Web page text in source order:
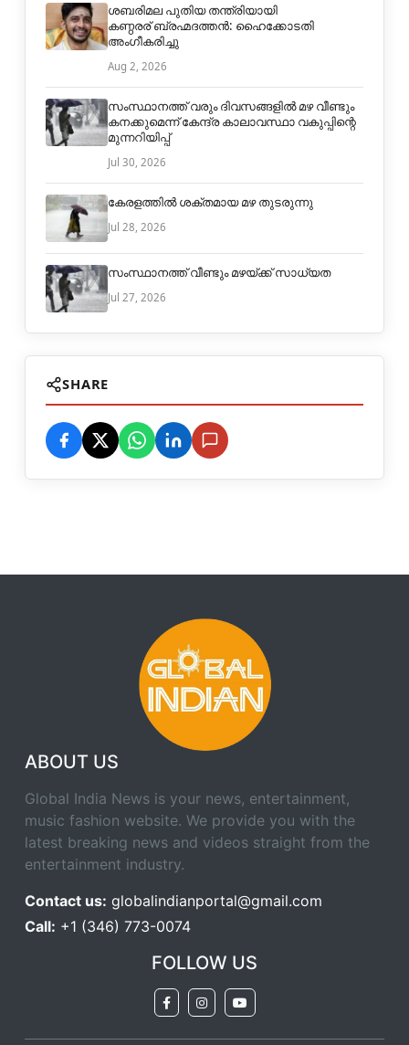
ശബരിമല പുതിയ തന്ത്രിയായി
കണ്ഠരര് ബ്രഹ്മദത്തൻ: ഹൈക്കോടതി
അംഗീകരിച്ചു
Aug 2, 2026
സംസ്ഥാനത്ത് വരും ദിവസങ്ങളിൽ മഴ വീണ്ടും
കനക്കുമെന്ന് കേന്ദ്ര കാലാവസ്ഥാ വകുപ്പിന്റെ
മുന്നറിയിപ്പ്
Jul 30, 2026
കേരളത്തിൽ ശക്തമായ മഴ തുടരുന്നു
Jul 28, 2026
സംസ്ഥാനത്ത് വീണ്ടും മഴയ്ക്ക് സാധ്യത
Jul 27, 2026
SHARE
ABOUT US
Global India News is your news, entertainment,
music fashion website. We provide you with the
latest breaking news and videos straight from the
entertainment industry.
Contact us: globalindianportal@gmail.com
Call: +1 (346) 773-0074
FOLLOW US